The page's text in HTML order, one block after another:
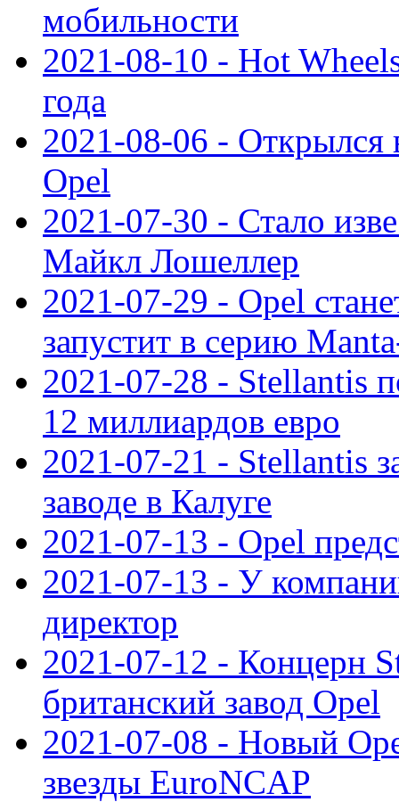
мобильности
2021-08-10 - Hot
года
2021-08-06 - Открылся
Opel
2021-07-30 - Стало
Майкл Лошеллер
2021-07-29 - Opel
запустит в серию
2021-07-28 - Stellantis
12 миллиардов евро
2021-07-21 - Stellantis
заводе в Калуге
2021-07-13 - Opel
2021-07-13 - У
директор
2021-07-12 - Концерн
британский завод Opel
2021-07-08 - Новый
звезды EuroNCAP